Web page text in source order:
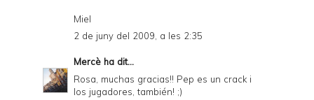
Miel
2 de juny del 2009, a les 2:35
Mercè ha dit...
Rosa, muchas gracias!! Pep es un crack i
los jugadores, también! ;)